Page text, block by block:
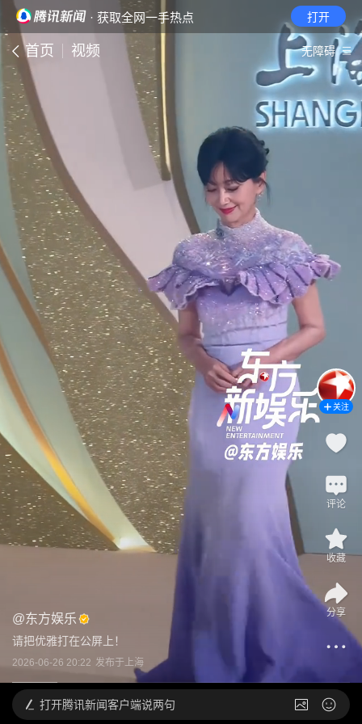
· 获取全网一手热点 打开
首页 视频 无障碍
@东方娱乐
请把优雅打在公屏上！
2026-06-26 20:22 发布于上海
关注
评论
收藏
分享
打开腾讯新闻客户端说两句